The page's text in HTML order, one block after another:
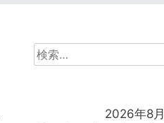
検
索:
2026年8月